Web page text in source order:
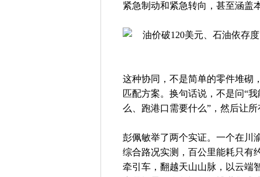
紧急制动和紧急转向，甚至涵盖
这种协同，不是简单的零件堆砌
匹配方案。换句话说，不是问“
么、跑港口需要什么”，然后让
彭佩敏举了两个实证。一个在川
综合路况实测，百公里能耗只有
牵引车，翻越天山山脉，以云端